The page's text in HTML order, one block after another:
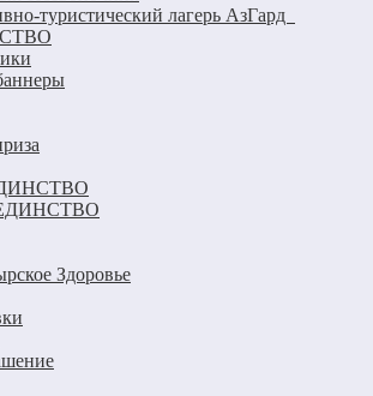
туристический лагерь АзГард
Здоровье